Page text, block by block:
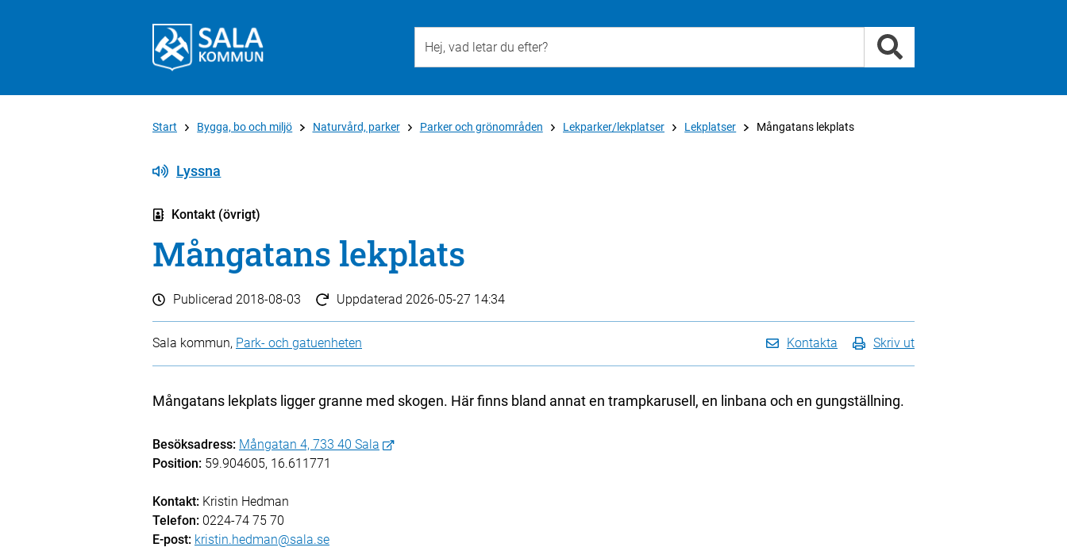
Start Bygga, bo och miljö Naturvård, parker Parker och grönområden Lekparker/lekplatser Lekplatser Mångatans lekplats
Lyssna
Kontakt (övrigt)
Mångatans lekplats
Publicerad 2018-08-03 Uppdaterad 2026-05-27 14:34
Sala kommun, Park- och gatuenheten Kontakta Skriv ut
Mångatans lekplats ligger granne med skogen. Här finns bland annat en trampkarusell, en linbana och en gungställning.
Besöksadress: Mångatan 4, 733 40 Sala
Position: 59.904605, 16.611771
Kontakt: Kristin Hedman
Telefon: 0224-74 75 70
E-post: kristin.hedman@sala.se